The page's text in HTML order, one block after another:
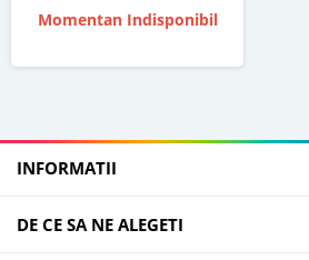
Momentan Indisponibil
INFORMATII
DE CE SA NE ALEGETI